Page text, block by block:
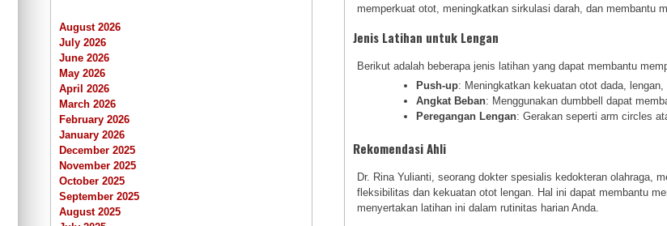
memperkuat otot, meningkatkan sirkulasi darah, dan membantu
Jenis Latihan untuk Lengan
Berikut adalah beberapa jenis latihan yang dapat membantu
Push-up: Meningkatkan kekuatan otot dada, lengan,
Angkat Beban: Menggunakan dumbbell dapat
Peregangan Lengan: Gerakan seperti arm circles
Rekomendasi Ahli
Dr. Rina Yulianti, seorang dokter spesialis kedokteran olahraga,
fleksibilitas dan kekuatan otot lengan. Hal ini dapat membantu
menyertakan latihan ini dalam rutinitas harian Anda.
August 2026
July 2026
June 2026
May 2026
April 2026
March 2026
February 2026
January 2026
December 2025
November 2025
October 2025
September 2025
August 2025